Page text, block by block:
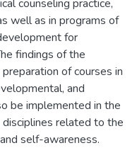
counseling practice,
well as in programs of
for
findings of the
of courses in
and
be implemented in the
related to the
self-awareness.